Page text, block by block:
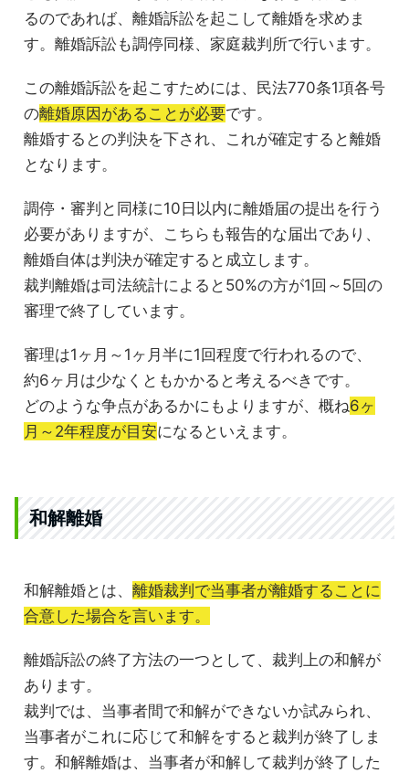
るのであれば、離婚訴訟を起こして離婚を求めま
す。離婚訴訟も調停同様、家庭裁判所で行います。
この離婚訴訟を起こすためには、民法770条1項各号
の離婚原因があることが必要です。
離婚するとの判決を下され、これが確定すると離婚
となります。
調停・審判と同様に10日以内に離婚届の提出を行う
必要がありますが、こちらも報告的な届出であり、
離婚自体は判決が確定すると成立します。
裁判離婚は司法統計によると50%の方が1回～5回の
審理で終了しています。
審理は1ヶ月～1ヶ月半に1回程度で行われるので、
約6ヶ月は少なくともかかると考えるべきです。
どのような争点があるかにもよりますが、概ね6ヶ
月～2年程度が目安になるといえます。
和解離婚
和解離婚とは、 離婚裁判で当事者が離婚することに
合意した場合を言います。
離婚訴訟の終了方法の一つとして、裁判上の和解が
あります。
裁判では、当事者間で和解ができないか試みられ、
当事者がこれに応じて和解をすると裁判が終了しま
す。和解離婚は、当事者が和解して裁判が終了した